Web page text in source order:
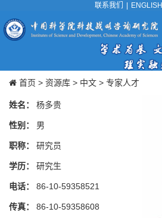
联系我们 ENGLISH
首页 > 资源库 > 中文 > 专家人才
姓名： 杨多贵
性别： 男
职称： 研究员
学历： 研究生
电话： 86-10-59358521
传真： 86-10-59358608